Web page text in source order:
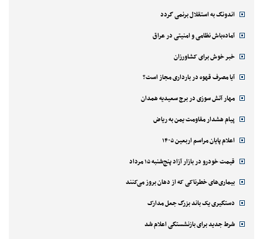
اندونگ به استقلال برنمی گردد
آماده‌باش نظامی و امنیتی در عراق
خبر خوش برای کشاورزان
آیا مصرف قهوه در بارداری مجاز است؟
مهار آتش سوزی در برج سعیدیه همدان
پیام هشدار مقاومت یمن به ریاض
اعلام پایان مراسم اربعین ۱۴۰۵
قیمت خودرو در بازار آزاد پنج‌شنبه ۱۵ مرداد
بیماری‌های خطرناکی که از دهان بروز می‌کنند
دستگیری یک باند بزرگ جعل مدارک
شرط جدید برای بازنشستگی اعلام شد